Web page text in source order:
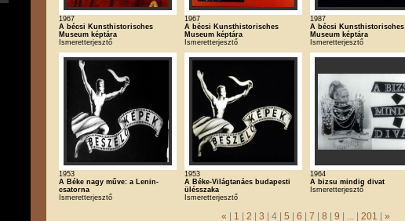
1967
A bécsi Kunsthistorisches
Museum képtára
Ismeretterjesztő
1967
A bécsi Kunsthistorisches
Museum képtára
Ismeretterjesztő
1987
A bécsi Kunsthistorisches
Museum képtára
Ismeretterjesztő
1953
A Béke nagy műve: a Lenin-
csatorna
Ismeretterjesztő
1953
A Béke-Világtanács budapesti
ülésszaka
Ismeretterjesztő
1964
A bizsu mindig divat
Ismeretterjesztő
« | 1 | 2 | 3 | 4 | 5 | 6 | 7 | 8 | 9 | ... | 201 | »